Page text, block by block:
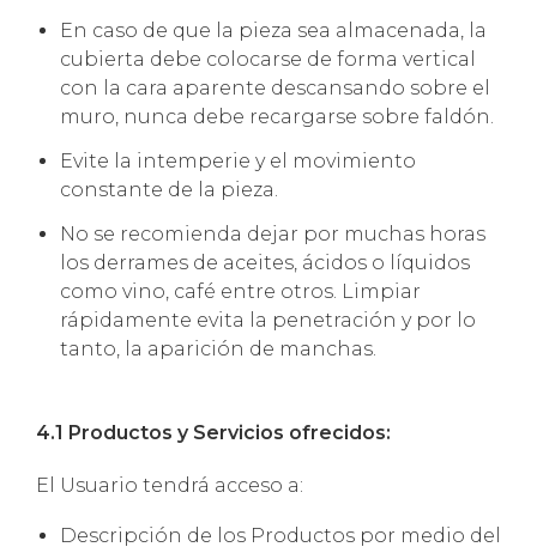
En caso de que la pieza sea almacenada, la
cubierta debe colocarse de forma vertical
con la cara aparente descansando sobre el
muro, nunca debe recargarse sobre faldón.
Evite la intemperie y el movimiento
constante de la pieza.
No se recomienda dejar por muchas horas
los derrames de aceites, ácidos o líquidos
como vino, café entre otros. Limpiar
rápidamente evita la penetración y por lo
tanto, la aparición de manchas.
4.1 Productos y Servicios ofrecidos:
El Usuario tendrá acceso a:
Descripción de los Productos por medio del